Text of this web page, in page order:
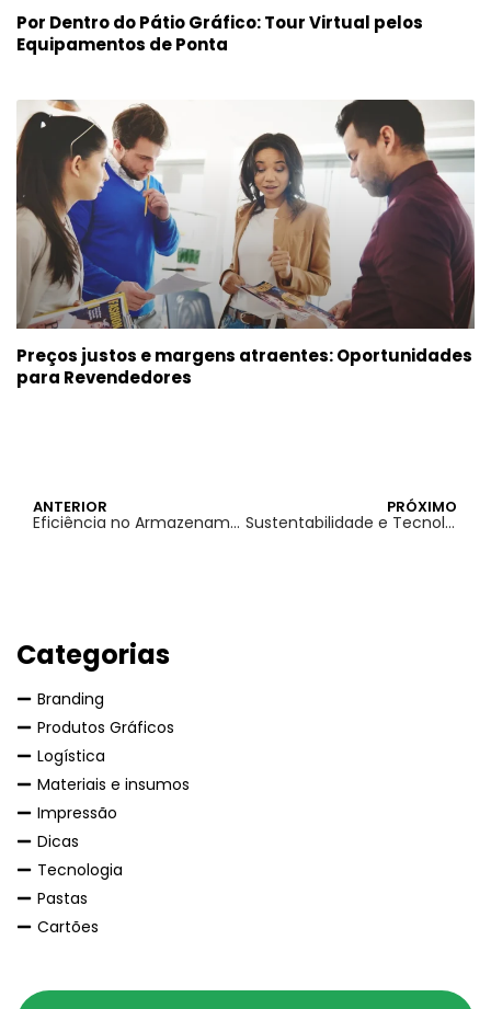
Por Dentro do Pátio Gráfico: Tour Virtual pelos
Equipamentos de Ponta
Preços justos e margens atraentes: Oportunidades
para Revendedores
ANTERIOR
Eficiência no Armazenamento: Melhores Práticas para Usar Pastas no Local de Trabalho
PRÓXIMO
Sustentabilidade e Tecnologia: Equipamentos Ecológicos no Pátio Gráfico
Categorias
Branding
Produtos Gráficos
Logística
Materiais e insumos
Impressão
Dicas
Tecnologia
Pastas
Cartões